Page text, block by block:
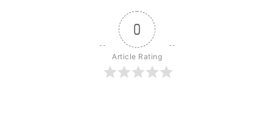
0
Article Rating